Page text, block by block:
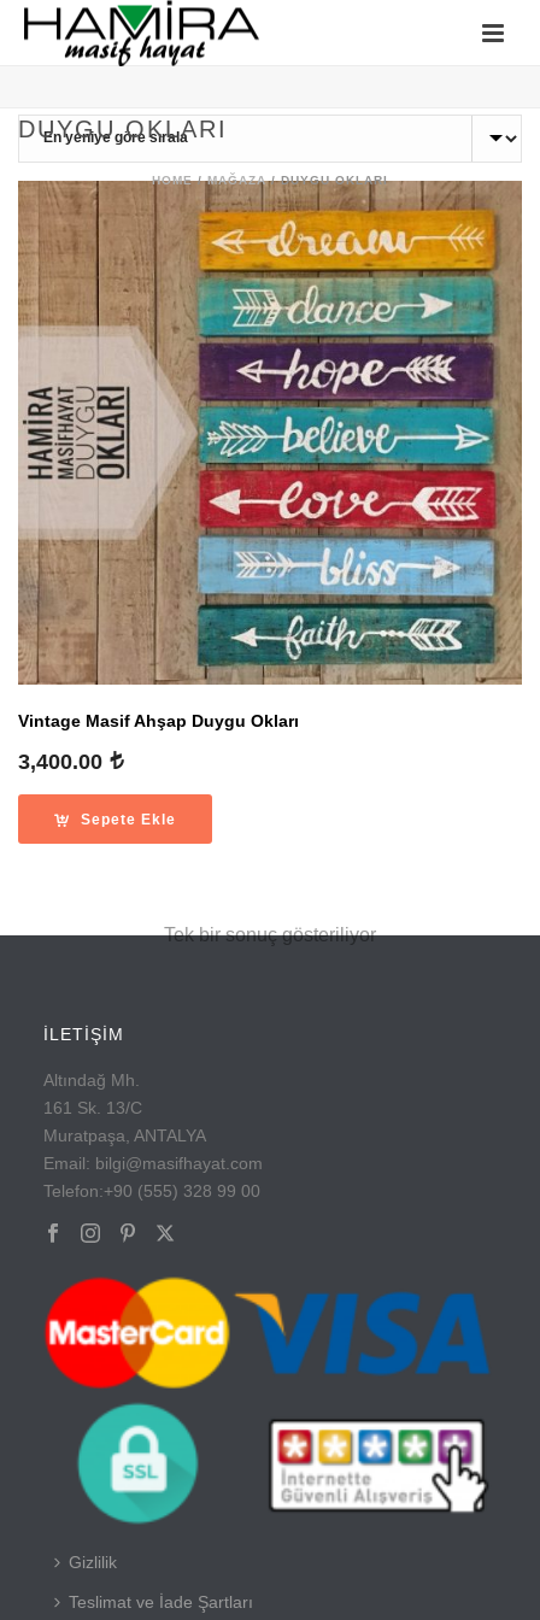
DUYGU OKLARI
HOME/MAĞAZA/DUYGU OKLARI
Vintage Masif Ahşap Duygu Okları
3,400.00
Sepete Ekle
Tek bir sonuç gösteriliyor
İLETİŞİM
Altındağ Mh.
161 Sk. 13/C
Muratpaşa, ANTALYA
Email: bilgi@masifhayat.com
Telefon:+90 (555) 328 99 00
Gizlilik
Teslimat ve İade Şartları